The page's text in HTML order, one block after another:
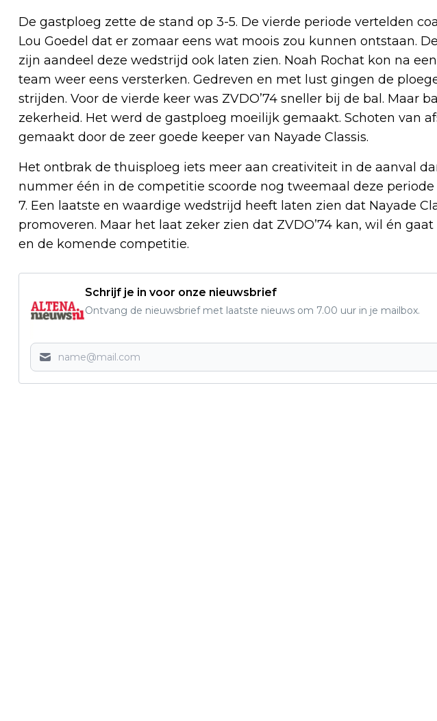
De gastploeg zette de stand op 3-5. De vierde periode vertelden
Lou Goedel dat er zomaar eens wat moois zou kunnen ontstaan.
zijn aandeel deze wedstrijd ook laten zien. Noah Rochat kon na
team weer eens versterken. Gedreven en met lust gingen de
strijden. Voor de vierde keer was ZVDO’74 sneller bij de bal. Maar
zekerheid. Het werd de gastploeg moeilijk gemaakt. Schoten van
gemaakt door de zeer goede keeper van Nayade Classis.
Het ontbrak de thuisploeg iets meer aan creativiteit in de aanval
nummer één in de competitie scoorde nog tweemaal deze
7. Een laatste en waardige wedstrijd heeft laten zien dat Nayade
promoveren. Maar het laat zeker zien dat ZVDO’74 kan, wil én
en de komende competitie.
Schrijf je in voor onze nieuwsbrief
Ontvang de nieuwsbrief met laatste nieuws om 7.00 uur in je mailbox.